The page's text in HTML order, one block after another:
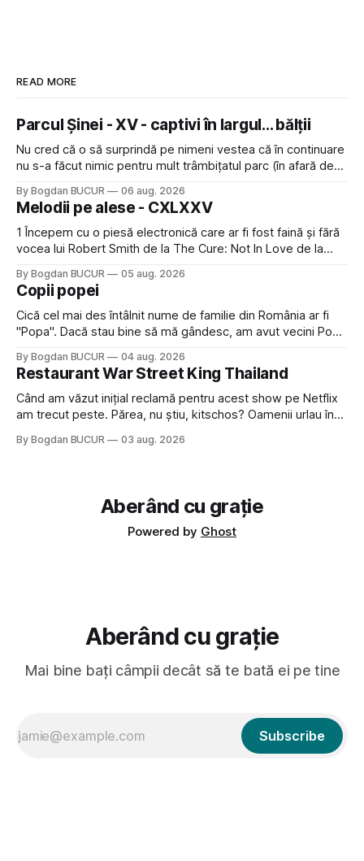
READ MORE
Parcul Șinei - XV - captivi în largul... bălții
Nu cred că o să surprindă pe nimeni vestea că în continuare
nu s-a făcut nimic pentru mult trâmbițatul parc (în afară de
timp pui și latră prin gard la lumea care trece prin zonă). Am
avut, în schimb, o belea
By Bogdan BUCUR 06 aug. 2026
Melodii pe alese - CXLXXV
1 Începem cu o piesă electronică care ar fi fost faină și fără
vocea lui Robert Smith de la The Cure: Not In Love de la
a dovedit că jumătatea masculină a acelui duo era cam
dubioasă...) 2. Băgăm la
By Bogdan BUCUR 05 aug. 2026
Copii popei
Cică cel mai des întâlnit nume de familie din România ar fi
"Popa". Dacă stau bine să mă gândesc, am avut vecini Popa
Dexonline spune de etimologia termenului de popă că ar
veni din slava veche, popŭ,
By Bogdan BUCUR 04 aug. 2026
Restaurant War Street King Thailand
Când am văzut inițial reclamă pentru acest show pe Netflix
am trecut peste. Părea, nu știu, kitschos? Oamenii urlau în
fine dining din alte show-uri... așa că am zis pas. Apoi ceva,
By Bogdan BUCUR 03 aug. 2026
Aberând cu grație
Powered by Ghost
Aberând cu grație
Mai bine bați câmpii decât să te bată ei pe tine
Subscribe